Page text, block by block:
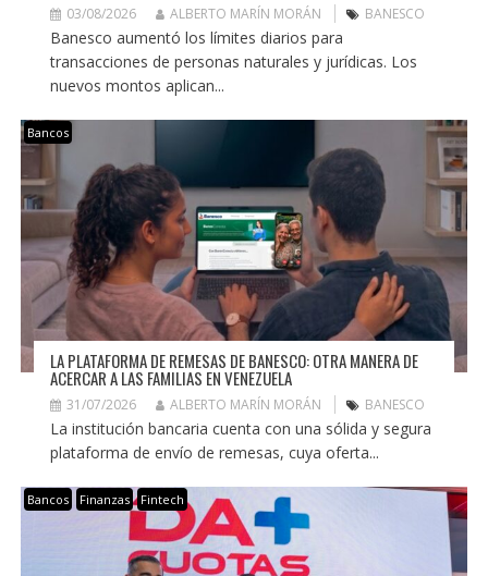
03/08/2026 ALBERTO MARÍN MORÁN BANESCO
Banesco aumentó los límites diarios para
transacciones de personas naturales y jurídicas. Los
nuevos montos aplican...
Bancos
LA PLATAFORMA DE REMESAS DE BANESCO: OTRA MANERA DE
ACERCAR A LAS FAMILIAS EN VENEZUELA
31/07/2026 ALBERTO MARÍN MORÁN BANESCO
La institución bancaria cuenta con una sólida y segura
plataforma de envío de remesas, cuya oferta...
Bancos Finanzas Fintech